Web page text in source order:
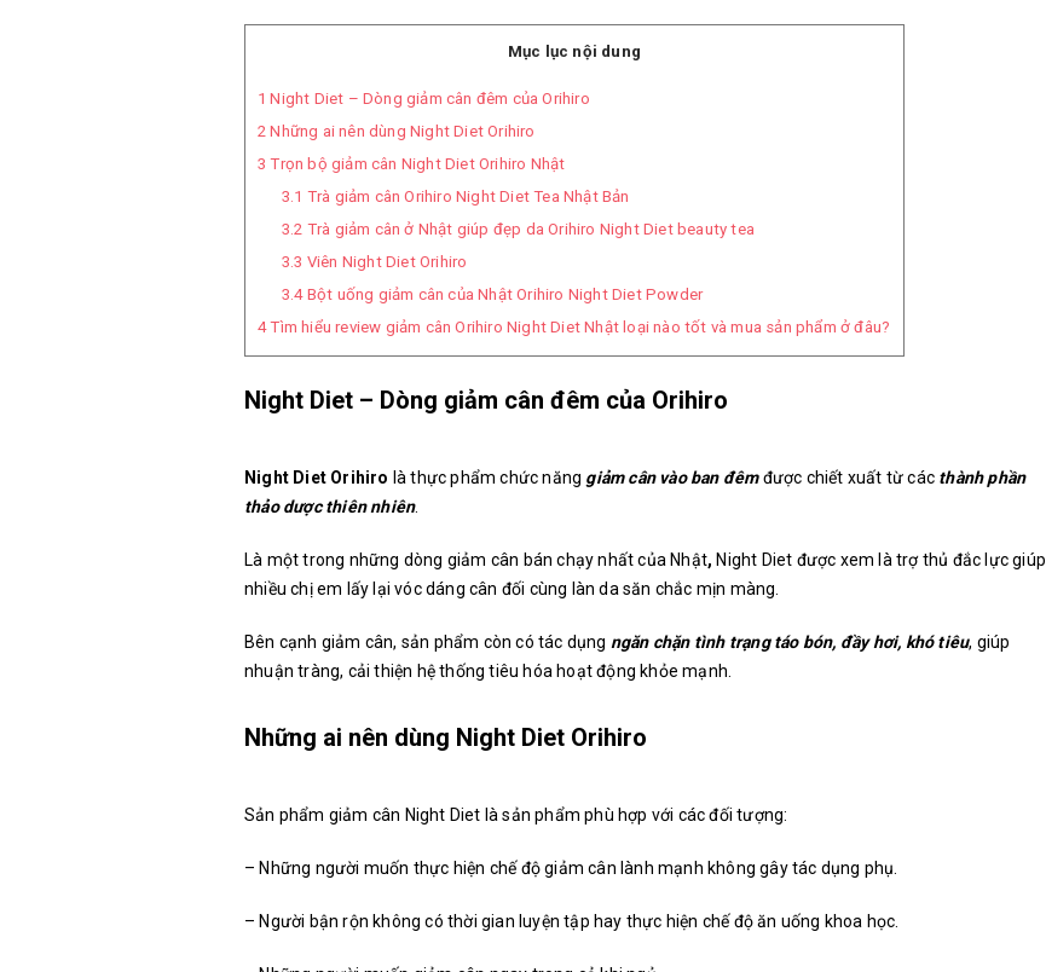
Mục lục nội dung
1 Night Diet – Dòng giảm cân đêm của Orihiro
2 Những ai nên dùng Night Diet Orihiro
3 Trọn bộ giảm cân Night Diet Orihiro Nhật
3.1 Trà giảm cân Orihiro Night Diet Tea Nhật Bản
3.2 Trà giảm cân ở Nhật giúp đẹp da Orihiro Night Diet beauty tea
3.3 Viên Night Diet Orihiro
3.4Bột uống giảm cân của Nhật Orihiro Night Diet Powder
4Tìm hiểu review giảm cân Orihiro Night Diet Nhật loại nào tốt và mua sản phẩm ở đâu?
Night Diet – Dòng giảm cân đêm của Orihiro
Night Diet Orihiro là thực phẩm chức năng giảm cân vào ban đêmđược chiết xuất từ các thành phần
thảo dược thiên nhiên.
Là một trong những dòng giảm cân bán chạy nhất của Nhật, Night Diet được xem là trợ thủ đắc lực giúp
nhiều chị em lấy lại vóc dáng cân đối cùng làn da săn chắc mịn màng.
Bên cạnh giảm cân, sản phẩm còn có tác dụng ngăn chặn tình trạng táo bón, đầy hơi, khó tiêu, giúp
nhuận tràng, cải thiện hệ thống tiêu hóa hoạt động khỏe mạnh.
Những ai nên dùng Night Diet Orihiro
Sản phẩm giảm cân Night Diet là sản phẩm phù hợp với các đối tượng:
– Những người muốn thực hiện chế độ giảm cân lành mạnh không gây tác dụng phụ.
– Người bận rộn không có thời gian luyện tập hay thực hiện chế độ ăn uống khoa học.